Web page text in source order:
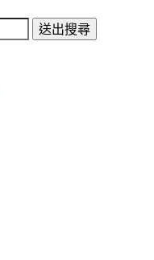
送出搜尋